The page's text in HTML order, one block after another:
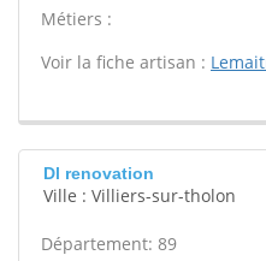
Métiers :
Voir la fiche artisan :
Dl renovation
Ville : Villiers-sur-tholon
Département: 89